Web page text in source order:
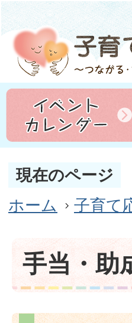
現在のページ
ホーム
子育て
手当・助